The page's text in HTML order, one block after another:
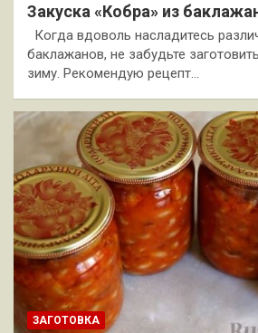
Закуска «Кобра» из
Когда вдоволь насладитесь
баклажанов, не забудьте
зиму. Рекомендую рецепт…
ЗАГОТОВКА